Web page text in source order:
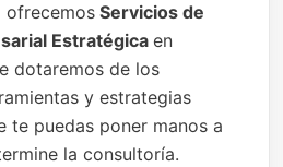
ofrecemos Servicios de
Estratégica en
dotaremos de los
y estrategias
te puedas poner manos a
la consultoría.